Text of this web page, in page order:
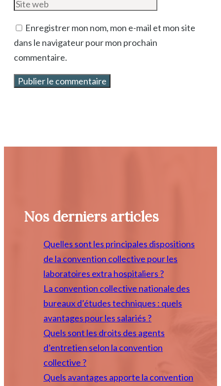
Enregistrer mon nom, mon e-mail et mon site
dans le navigateur pour mon prochain
commentaire.
Nos derniers articles
Quelles sont les principales dispositions
de la convention collective pour les
laboratoires extra hospitaliers ?
La convention collective nationale des
bureaux d’études techniques : quels
avantages pour les salariés ?
Quels sont les droits des agents
d’entretien selon la convention
collective ?
Quels avantages apporte la convention